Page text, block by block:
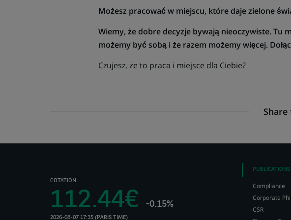
Możesz pracować w miejscu, które daje zielone
Wiemy, że dobre decyzje bywają nieoczywiste. Tu
możemy być sobą i że razem możemy więcej.
Czujesz, że to praca i miejsce dla Ciebie?
Share
COTATION
112.44€ -0.15%
2026-08-07 17:35 (PARIS TIME)
PUBLICATIONS
Compliance
Corporate
CSR